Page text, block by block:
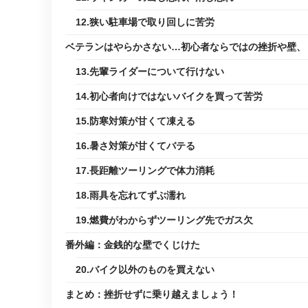
12.狭い駐車場で取り回しに苦労
ベテランはやらかさない…初心者ならではの挫折や壁、
13.先輩ライダーについて行けない
14.初心者向けではないバイクを買って苦労
15.防寒対策が甘くて凍える
16.暑さ対策が甘くてバテる
17.長距離ツーリングで体力消耗
18.雨具を忘れてずぶ濡れ
19.燃費がわからずツーリング先でガス欠
番外編：金銭的な壁でくじけた
20.バイク以外のものを買えない
まとめ：挫折せずに乗り越えましょう！